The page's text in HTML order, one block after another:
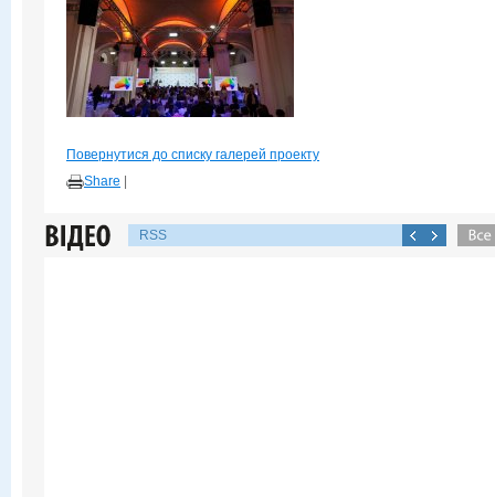
Повернутися до списку галерей проекту
Share
RSS